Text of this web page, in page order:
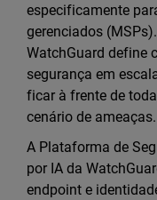
especificamente
gerenciados
WatchGuard define
segurança em
ficar à frente de
cenário de ameaças.
A Plataforma de
por IA da
endpoint e